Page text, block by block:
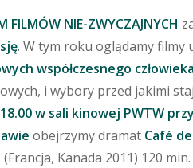
Esc aby zamknąć
FILMÓW NIE-ZWYCZAJNYCH
. W tym roku oglądamy filmy
współczesnego
i wybory przed jakimi
w sali kinowej PWTW
obejrzymy dramat Café
(Francja, Kanada 2011) 120